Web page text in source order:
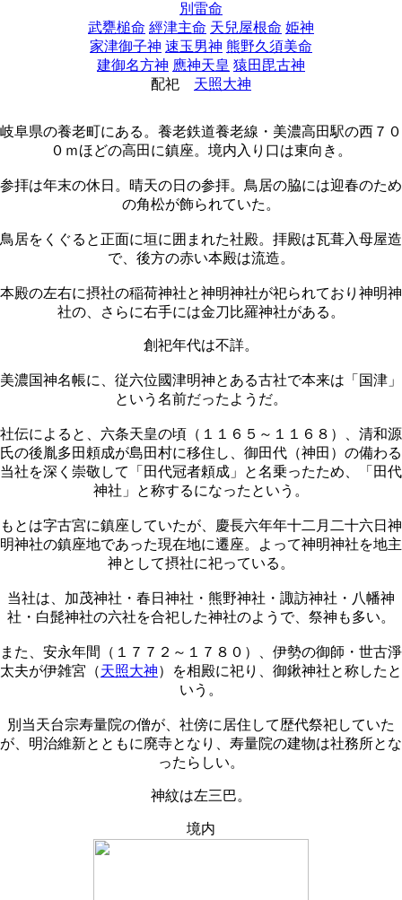
別雷命
武甕槌命 經津主命 天兒屋根命 姫神
家津御子神 速玉男神 熊野久須美命
建御名方神 應神天皇 猿田毘古神
配祀 天照大神
岐阜県の養老町にある。養老鉄道養老線・美濃高田駅の西７０
０ｍほどの高田に鎮座。境内入り口は東向き。
参拝は年末の休日。晴天の日の参拝。鳥居の脇には迎春のため
の角松が飾られていた。
鳥居をくぐると正面に垣に囲まれた社殿。拝殿は瓦葺入母屋造
で、後方の赤い本殿は流造。
本殿の左右に摂社の稲荷神社と神明神社が祀られており神明神
社の、さらに右手には金刀比羅神社がある。
創祀年代は不詳。
美濃国神名帳に、従六位國津明神とある古社で本来は「国津」
という名前だったようだ。
社伝によると、六条天皇の頃（１１６５～１１６８）、清和源
氏の後胤多田頼成が島田村に移住し、御田代（神田）の備わる
当社を深く崇敬して「田代冠者頼成」と名乗ったため、「田代
神社」と称するになったという。
もとは字古宮に鎮座していたが、慶長六年年十二月二十六日神
明神社の鎮座地であった現在地に遷座。よって神明神社を地主
神として摂社に祀っている。
当社は、加茂神社・春日神社・熊野神社・諏訪神社・八幡神
社・白髭神社の六社を合祀した神社のようで、祭神も多い。
また、安永年間（１７７２～１７８０）、伊勢の御師・世古淨
太夫が伊雑宮（天照大神）を相殿に祀り、御鍬神社と称したと
いう。
別当天台宗寿量院の僧が、社傍に居住して歴代祭祀していた
が、明治維新とともに廃寺となり、寿量院の建物は社務所とな
ったらしい。
神紋は左三巴。
境内